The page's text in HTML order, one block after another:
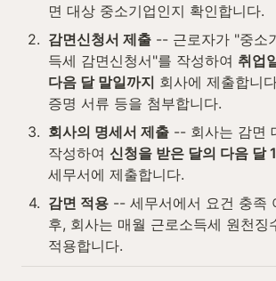
면 대상 중소기업인지 확인합니다.
2. 감면신청서 제출 -- 근로자가 "중소
득세 감면신청서"를 작성하여 취업
다음 달 말일까지 회사에 제출합니
증명 서류 등을 첨부합니다.
3. 회사의 명세서 제출 -- 회사는 감면
작성하여 신청을 받은 달의 다음 달
세무서에 제출합니다.
4. 감면 적용 -- 세무서에서 요건 충족
후, 회사는 매월 근로소득세 원천징
적용합니다.